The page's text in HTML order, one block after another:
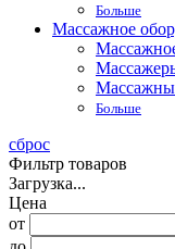
Больше
Массажное
Больше
сброс
Фильтр товаров
Загрузка...
Цена
от